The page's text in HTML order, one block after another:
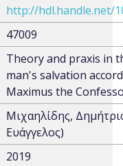
http://hdl.handle.net/
47009
Theory and praxis in
man's salvation
Maximus the
Μιχαηλίδης,
Ευάγγελος)
2019